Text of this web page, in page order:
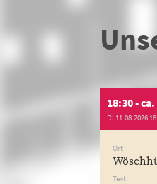
18:30 -
Di 11.08.2026
Ort
Text